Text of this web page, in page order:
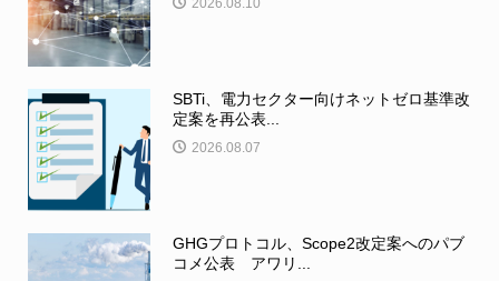
SBTi、電力セクター向けネットゼロ基準改
定案を再公表...
2026.08.07
GHGプロトコル、Scope2改定案へのパブ
コメ公表 アワリ...